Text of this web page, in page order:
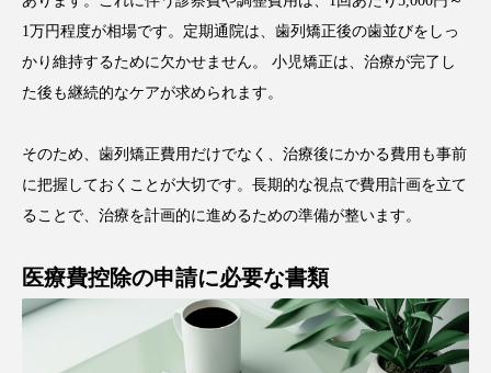
1万円程度が相場です。定期通院は、歯列矯正後の歯並びをしっ
かり維持するために欠かせません。 小児矯正は、治療が完了し
た後も継続的なケアが求められます。
そのため、歯列矯正費用だけでなく、治療後にかかる費用も事前
に把握しておくことが大切です。長期的な視点で費用計画を立て
ることで、治療を計画的に進めるための準備が整います。
医療費控除の申請に必要な書類